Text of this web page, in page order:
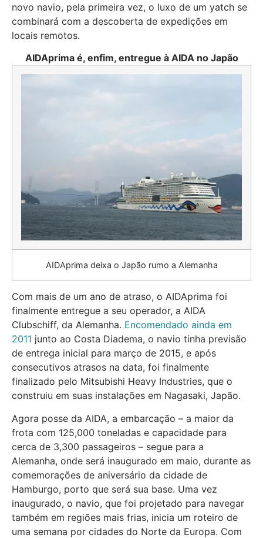
novo navio, pela primeira vez, o luxo de um yatch se
combinará com a descoberta de expedições em
locais remotos.
AIDAprima é, enfim, entregue à AIDA no Japão
AIDAprima deixa o Japão rumo a Alemanha
Com mais de um ano de atraso, o AIDAprima foi
finalmente entregue a seu operador, a AIDA
Clubschiff, da Alemanha. Encomendado ainda em
2011 junto ao Costa Diadema, o navio tinha previsão
de entrega inicial para março de 2015, e após
consecutivos atrasos na data, foi finalmente
finalizado pelo Mitsubishi Heavy Industries, que o
construiu em suas instalações em Nagasaki, Japão.
Agora posse da AIDA, a embarcação – a maior da
frota com 125,000 toneladas e capacidade para
cerca de 3,300 passageiros – segue para a
Alemanha, onde será inaugurado em maio, durante as
comemorações de aniversário da cidade de
Hamburgo, porto que será sua base. Uma vez
inaugurado, o navio, que foi projetado para navegar
também em regiões mais frias, inicia um roteiro de
uma semana por cidades do Norte da Europa. Com